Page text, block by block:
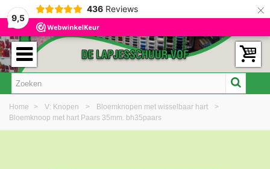
9,5
436 Reviews ×
Home > V: Knopen > Bloemknopen met wisselbaar hart
>
Bloemknoop met hart Paars 35mm. bh35paars